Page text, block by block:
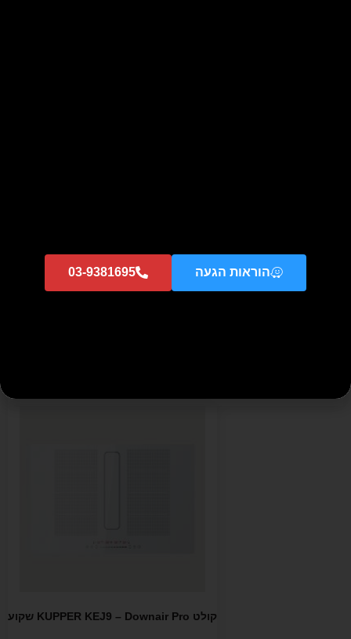
קולט KUPPER KEJ9 – Downair Pro שקוע
הוראות הגעה 03-9381695